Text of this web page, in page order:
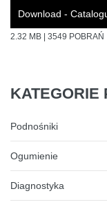
Download -
2.32 MB | 3549 POBRAŃ
KATEGORIE
Podnośniki
Ogumienie
Diagnostyka